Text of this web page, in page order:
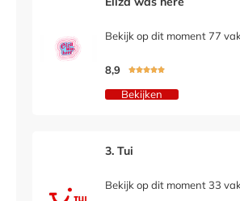
Bekijk op dit moment 77
8,9 
Bekijken
3. Tui
Bekijk op dit moment 33